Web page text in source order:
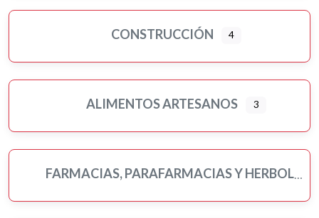
CONSTRUCCIÓN 4
ALIMENTOS ARTESANOS 3
FARMACIAS, PARAFARMACIAS Y HERBOLARIOS